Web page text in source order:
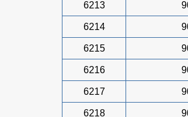
6213
6214
6215
6216
6217
6218